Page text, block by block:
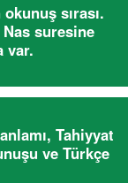
sırası.
suresine
var.
Tahiyyat
ve Türkçe